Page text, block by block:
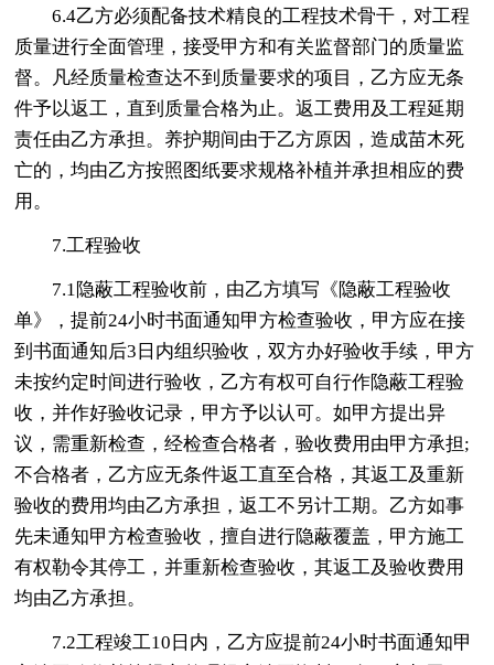
6.4乙方必须配备技术精良的工程技术骨干，对工程
质量进行全面管理，接受甲方和有关监督部门的质量监
督。凡经质量检查达不到质量要求的项目，乙方应无条
件予以返工，直到质量合格为止。返工费用及工程延期
责任由乙方承担。养护期间由于乙方原因，造成苗木死
亡的，均由乙方按照图纸要求规格补植并承担相应的费
用。
7.工程验收
7.1隐蔽工程验收前，由乙方填写《隐蔽工程验收
单》，提前24小时书面通知甲方检查验收，甲方应在接
到书面通知后3日内组织验收，双方办好验收手续，甲方
未按约定时间进行验收，乙方有权可自行作隐蔽工程验
收，并作好验收记录，甲方予以认可。如甲方提出异
议，需重新检查，经检查合格者，验收费用由甲方承担;
不合格者，乙方应无条件返工直至合格，其返工及重新
验收的费用均由乙方承担，返工不另计工期。乙方如事
先未通知甲方检查验收，擅自进行隐蔽覆盖，甲方施工
有权勒令其停工，并重新检查验收，其返工及验收费用
均由乙方承担。
7.2工程竣工10日内，乙方应提前24小时书面通知甲